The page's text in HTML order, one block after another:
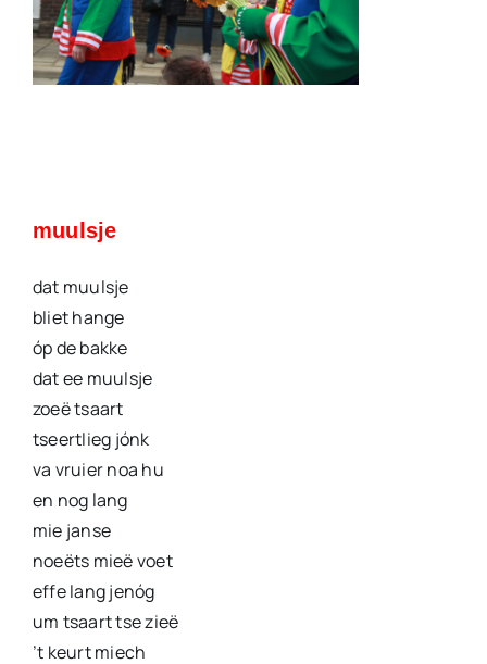
muulsje
dat muulsje
bliet hange
óp de bakke
dat ee muulsje
zoeë tsaart
tseertlieg jónk
va vruier noa hu
en nog lang
mie janse
noeëts mieë voet
effe lang jenóg
um tsaart tse zieë
’t keurt miech